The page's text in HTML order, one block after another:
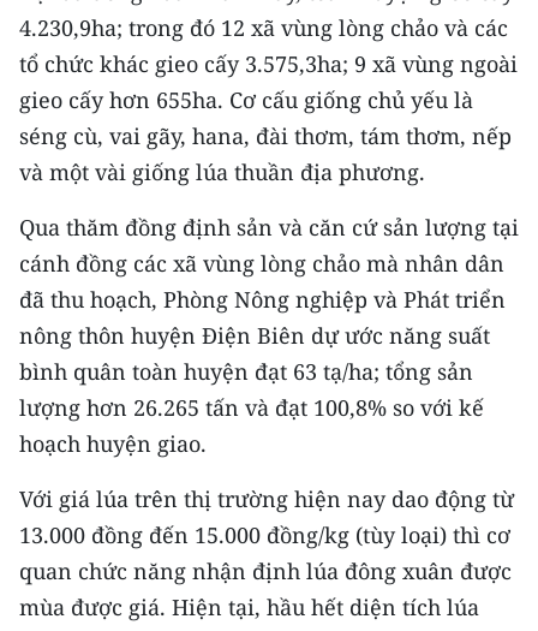
4.230,9ha; trong đó 12 xã vùng lòng chảo và các
tổ chức khác gieo cấy 3.575,3ha; 9 xã vùng ngoài
gieo cấy hơn 655ha. Cơ cấu giống chủ yếu là
séng cù, vai gãy, hana, đài thơm, tám thơm, nếp
và một vài giống lúa thuần địa phương.
Qua thăm đồng định sản và căn cứ sản lượng tại
cánh đồng các xã vùng lòng chảo mà nhân dân
đã thu hoạch, Phòng Nông nghiệp và Phát triển
nông thôn huyện Điện Biên dự ước năng suất
bình quân toàn huyện đạt 63 tạ/ha; tổng sản
lượng hơn 26.265 tấn và đạt 100,8% so với kế
hoạch huyện giao.
Với giá lúa trên thị trường hiện nay dao động từ
13.000 đồng đến 15.000 đồng/kg (tùy loại) thì cơ
quan chức năng nhận định lúa đông xuân được
mùa được giá. Hiện tại, hầu hết diện tích lúa